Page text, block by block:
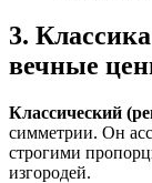
3.
вечные
Классический
симметрии. Он
строгими
изгородей.